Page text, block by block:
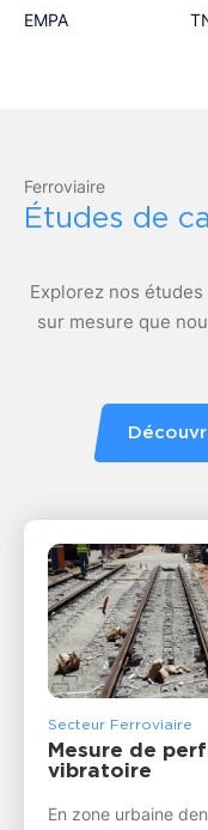
EMPA
Ferroviaire
Études de
Explorez nos
sur mesure que
Secteur Ferroviaire
Mesure de
vibratoire
En zone urbaine